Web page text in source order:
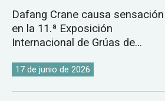
Dafang Crane causa sensación
en la 11.ª Exposición
Internacional de Grúas de
17 de junio de 2026